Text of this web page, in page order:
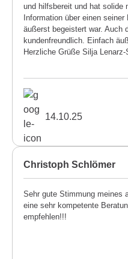
und hilfsbereit und hat solide
Information über einen
äußerst begeistert war. Auch
kundenfreundlich. Einfach
Herzliche Grüße Silja Lenarz-
14.10.25
Christoph Schlömer
Sehr gute Stimmung meines
eine sehr kompetente
empfehlen!!!